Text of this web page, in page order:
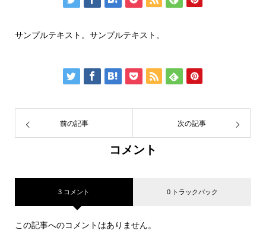
サンプルテキスト。サンプルテキスト。
前の記事 次の記事
コメント
3 コメント 0 トラックバック
この記事へのコメントはありません。